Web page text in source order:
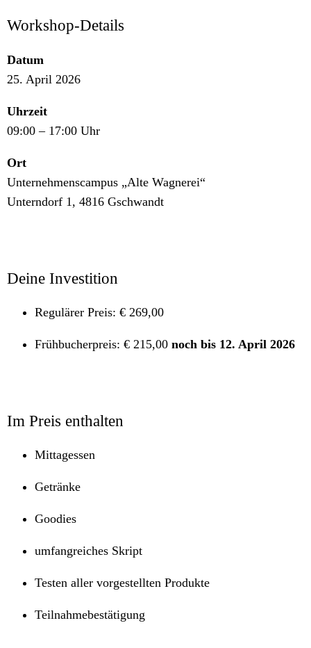
Workshop-Details
Datum
25. April 2026
Uhrzeit
09:00 – 17:00 Uhr
Ort
Unternehmenscampus „Alte Wagnerei“
Unterndorf 1, 4816 Gschwandt
Deine Investition
Regulärer Preis: € 269,00
Frühbucherpreis: € 215,00 noch bis 12. April 2026
Im Preis enthalten
Mittagessen
Getränke
Goodies
umfangreiches Skript
Testen aller vorgestellten Produkte
Teilnahmebestätigung